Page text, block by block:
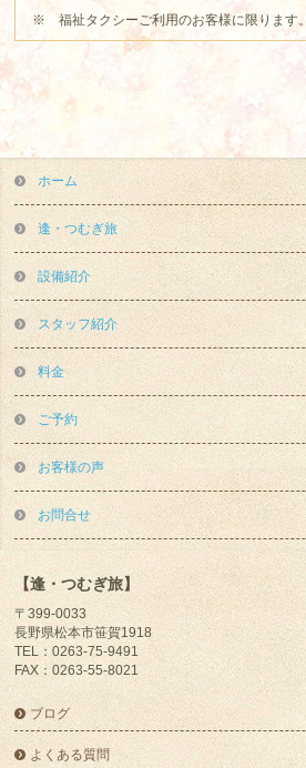
※ 福祉タクシーご利用のお客様に限ります。
ホーム
逢・つむぎ旅
設備紹介
スタッフ紹介
料金
ご予約
お客様の声
お問合せ
【逢・つむぎ旅】
〒399-0033
長野県松本市笹賀1918
TEL：0263-75-9491
FAX：0263-55-8021
ブログ
よくある質問